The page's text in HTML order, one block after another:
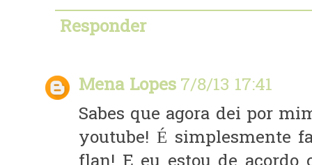
Responder
Mena Lopes7/8/13 17:41
Sabes que agora dei por
youtube! É simplesmente